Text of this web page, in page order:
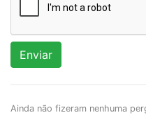
Enviar
Ainda não fizeram nenhuma